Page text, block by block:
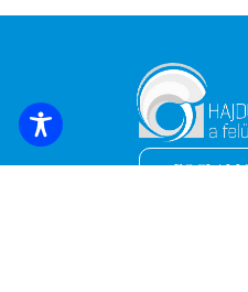
FOGLALJ